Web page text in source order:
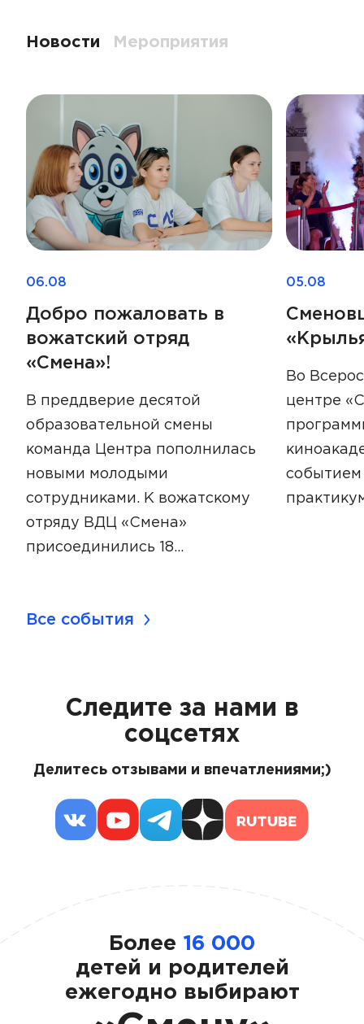
Новости Мероприятия
06.08
Добро пожаловать в
вожатский отряд
«Смена»!
В преддверие десятой
образовательной смены
команда Центра пополнилась
новыми молодыми
сотрудниками. К вожатскому
отряду ВДЦ «Смена»
присоединились 18…
05.08
Во
центре
событием
Все события
Следите за нами в
соцсетях
Делитесь отзывами и впечатлениями;)
Более 16 000
детей и родителей
ежегодно выбирают